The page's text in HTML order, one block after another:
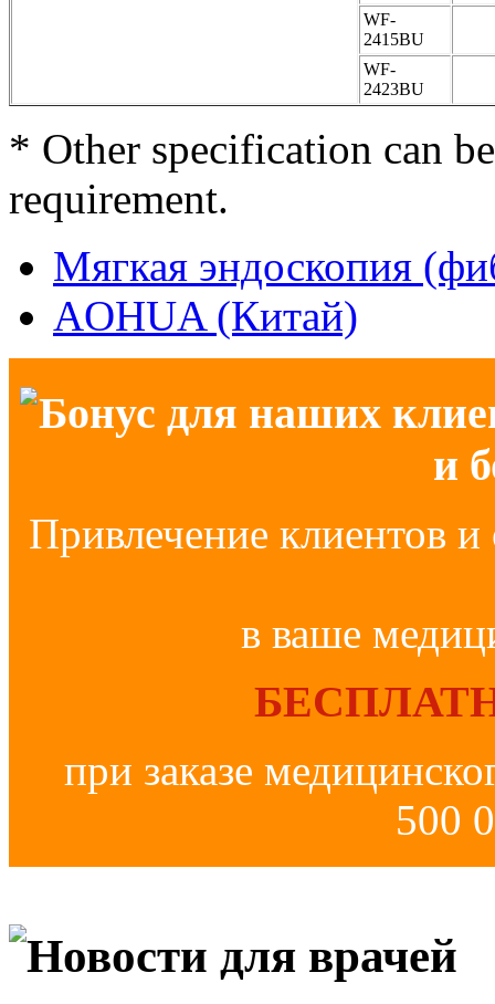
WF-
2415BU
WF-
2423BU
* Other specification can
requirement.
Мягкая эндоскопия
AOHUA (Китай)
Бонус для наших
и
Привлечение клиентов и
в ваше
при заказе
500
Новости для врачей